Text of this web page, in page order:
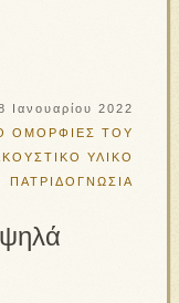
Ιανουαρίου 2022
ΟΜΟΡΦΙΕΣ ΤΟΥ
ΥΛΙΚΟ
ΠΑΤΡΙΔΟΓΝΩΣΙΑ